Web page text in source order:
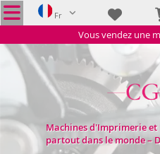
Fr
Vous vendez une
Machines d'Imprimerie et
partout dans le monde –